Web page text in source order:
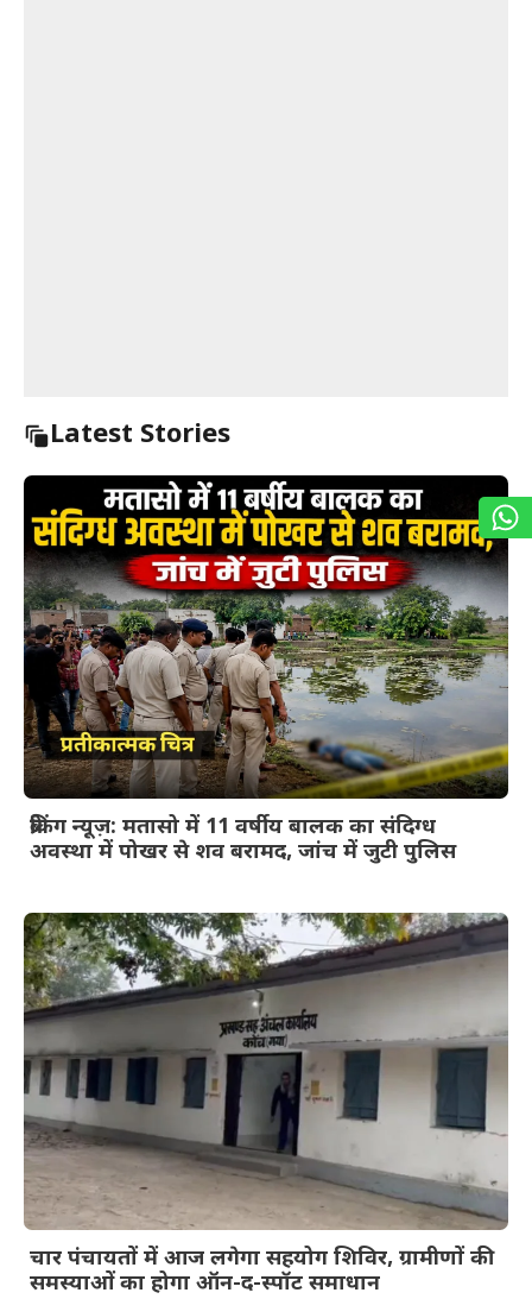
Latest Stories
ब्रेकिंग न्यूज़: मतासो में 11 वर्षीय बालक का संदिग्ध
अवस्था में पोखर से शव बरामद, जांच में जुटी पुलिस
चार पंचायतों में आज लगेगा सहयोग शिविर, ग्रामीणों की
समस्याओं का होगा ऑन-द-स्पॉट समाधान